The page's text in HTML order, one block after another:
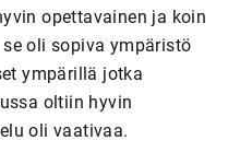
opettavainen ja koin
oli sopiva ympäristö
ympärillä jotka
oltiin hyvin
oli vaativaa.